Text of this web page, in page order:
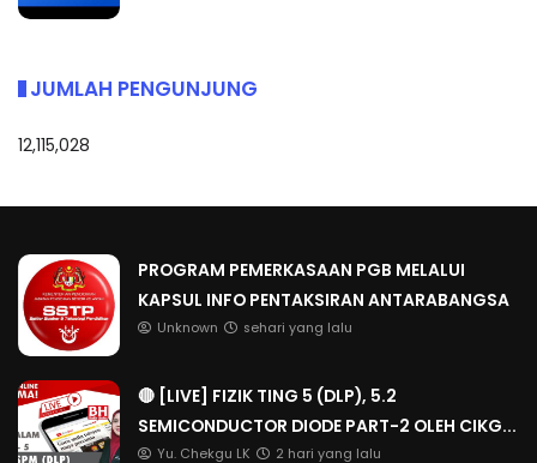
JUMLAH PENGUNJUNG
12,115,028
PROGRAM PEMERKASAAN PGB MELALUI
KAPSUL INFO PENTAKSIRAN ANTARABANGSA
Unknown sehari yang lalu
🔴 [LIVE] FIZIK TING 5 (DLP), 5.2
SEMICONDUCTOR DIODE PART-2 OLEH CIKG...
Yu. Chekgu LK 2 hari yang lalu